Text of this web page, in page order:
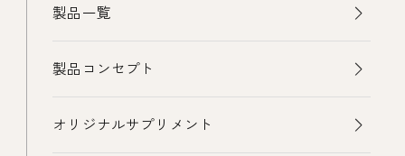
製品一覧
製品コンセプト
オリジナルサプリメント